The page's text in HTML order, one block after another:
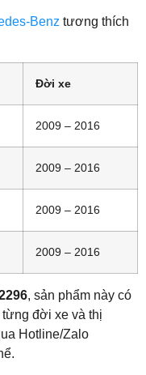
Benz tương thích
Đời xe
2009 – 2016
2009 – 2016
2009 – 2016
2009 – 2016
, sản phẩm này có
từng đời xe và thị
Hotline/Zalo